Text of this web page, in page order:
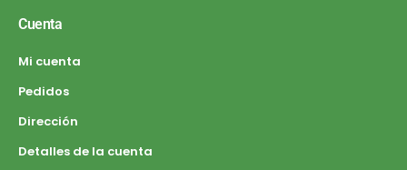
Cuenta
Mi cuenta
Pedidos
Dirección
Detalles de la cuenta